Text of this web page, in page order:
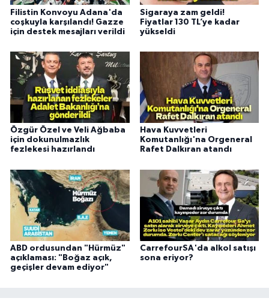
Filistin Konvoyu Adana'da
coşkuyla karşılandı! Gazze
için destek mesajları verildi
Sigaraya zam geldi!
Fiyatlar 130 TL’ye kadar
yükseldi
Özgür Özel ve Veli Ağbaba
için dokunulmazlık
fezlekesi hazırlandı
Hava Kuvvetleri
Komutanlığı'na Orgeneral
Rafet Dalkıran atandı
ABD ordusundan "Hürmüz"
açıklaması: "Boğaz açık,
geçişler devam ediyor"
CarrefourSA'da alkol satışı
sona eriyor?